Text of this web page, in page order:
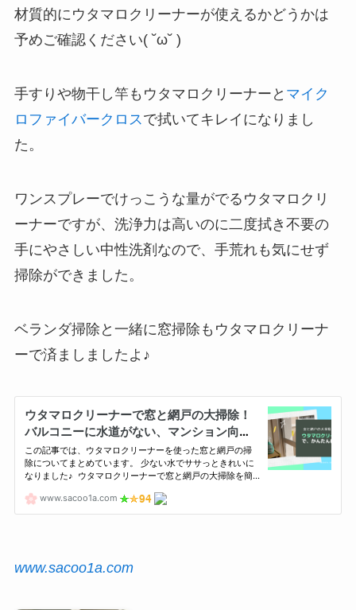
材質的にウタマロクリーナーが使えるかどうかは
予めご確認ください( ˘ω˘ )
手すりや物干し竿もウタマロクリーナーと マイク
ロファイバークロスで拭いてキレイになりまし
た。
ワンスプレーでけっこうな量がでるウタマロクリ
ーナーですが、洗浄力は高いのに二度拭き不要の
手にやさしい中性洗剤なので、手荒れも気にせず
掃除ができました。
ベランダ掃除と一緒に窓掃除もウタマロクリーナ
ーで済ましましたよ♪
www.sacoo1a.com